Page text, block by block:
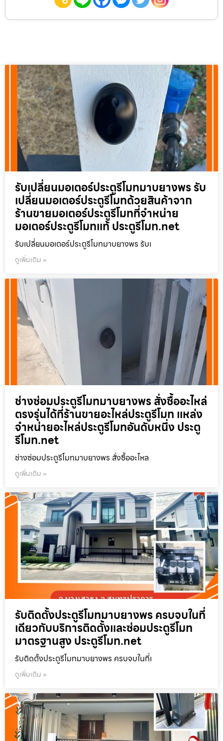
รับเปลี่ยนมอเตอร์ประตูรีโมทมาบยางพร รับ
เปลี่ยนมอเตอร์ประตูรีโมทด้วยสินค้าจาก
ร้านขายมอเตอร์ประตูรีโมทที่จำหน่าย
มอเตอร์ประตูรีโมทแท้ ประตูรีโมท.net
รับเปลี่ยนมอเตอร์ประตูรีโมทมาบยางพร รับเ
ดูเพิ่มเติม »
ช่างซ่อมประตูรีโมทมาบยางพร สั่งซื้ออะไหล่
ตรงรุ่นได้ที่ร้านขายอะไหล่ประตูรีโมท แหล่ง
จำหน่ายอะไหล่ประตูรีโมทอันดับหนึ่ง ประตู
รีโมท.net
ช่างซ่อมประตูรีโมทมาบยางพร สั่งซื้ออะไหล
ดูเพิ่มเติม »
รับติดตั้งประตูรีโมทมาบยางพร ครบจบในที่
เดียวกับบริการติดตั้งและซ่อมประตูรีโมท
มาตรฐานสูง ประตูรีโมท.net
รับติดตั้งประตูรีโมทมาบยางพร ครบจบในที่เ
ดูเพิ่มเติม »